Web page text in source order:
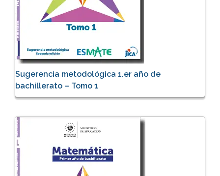
Sugerencia metodológica 1.er año de
bachillerato – Tomo 1